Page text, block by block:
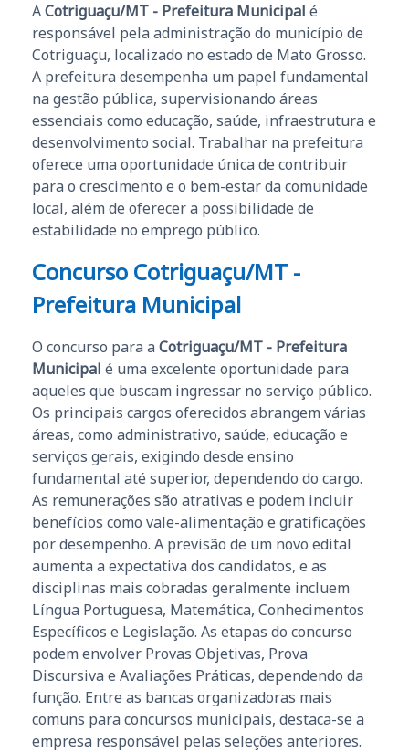
ACotriguaçu/MT - Prefeitura Municipal é
responsável pela administração do município de
Cotriguaçu, localizado no estado de Mato Grosso.
A prefeitura desempenha um papel fundamental
na gestão pública, supervisionando áreas
essenciais como educação, saúde, infraestrutura e
desenvolvimento social. Trabalhar na prefeitura
oferece uma oportunidade única de contribuir
para o crescimento e o bem-estar da comunidade
local, além de oferecer a possibilidade de
estabilidade no emprego público.
Concurso Cotriguaçu/MT -
Prefeitura Municipal
O concurso para a Cotriguaçu/MT - Prefeitura
Municipal é uma excelente oportunidade para
aqueles que buscam ingressar no serviço público.
Os principais cargos oferecidos abrangem várias
áreas, como administrativo, saúde, educação e
serviços gerais, exigindo desde ensino
fundamental até superior, dependendo do cargo.
As remunerações são atrativas e podem incluir
benefícios como vale-alimentação e gratificações
por desempenho. A previsão de um novo edital
aumenta a expectativa dos candidatos, e as
disciplinas mais cobradas geralmente incluem
Língua Portuguesa, Matemática, Conhecimentos
Específicos e Legislação. As etapas do concurso
podem envolver Provas Objetivas, Prova
Discursiva e Avaliações Práticas, dependendo da
função. Entre as bancas organizadoras mais
comuns para concursos municipais, destaca-se a
empresa responsável pelas seleções anteriores.